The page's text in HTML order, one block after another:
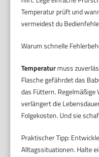
Temperatur prüft und
vermeidest du
Warum schnelle
Temperaturmuss
Flasche gefährdet das
das Füttern. Regelmäßige
verlängert die
Folgekosten. Und sie
Praktischer Tipp:
Alltagssituationen. Halte